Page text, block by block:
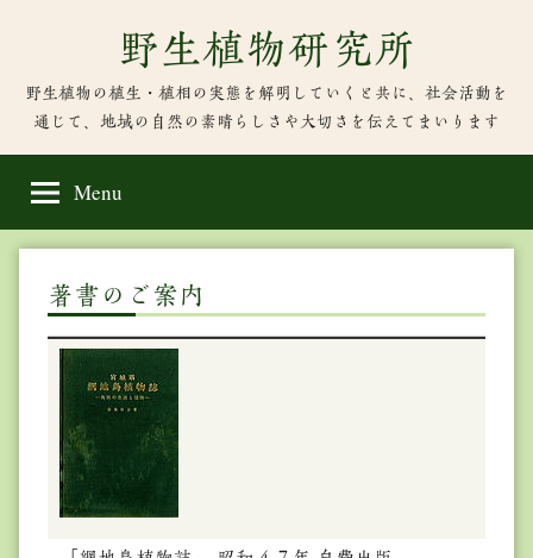
content
野生植物研究所
野生植物の植生・植相の実態を解明していくと共に、社会活動を
通じて、地域の自然の素晴らしさや大切さを伝えてまいります
Menu
著書のご案内